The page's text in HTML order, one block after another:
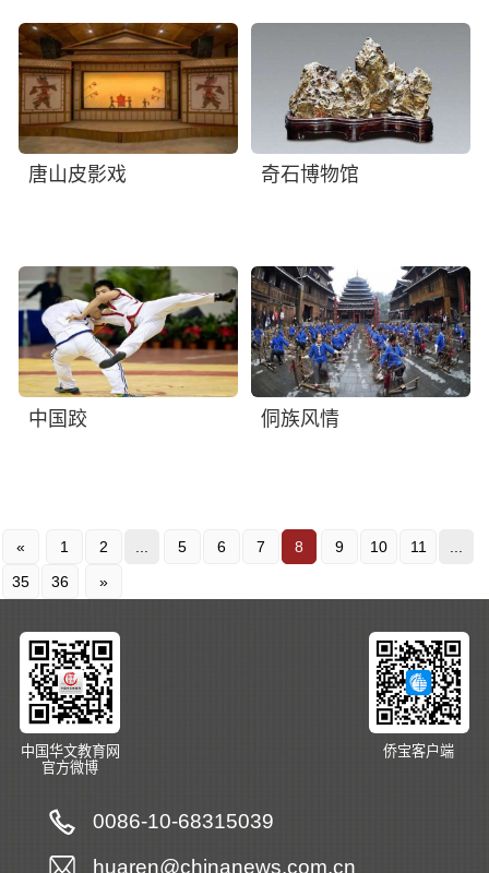
唐山皮影戏 奇石博物馆
中国跤 侗族风情
« 1 2 ... 5 6 7 8 9 10 11
...
35
36 »
中国华文教育网
官方微博
侨宝客户端
0086-10-68315039
huaren@chinanews.com.cn